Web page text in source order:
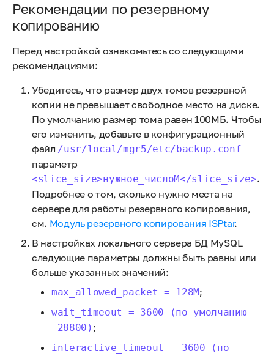
Рекомендации по резервному
копированию
Перед настройкой ознакомьтесь со следующими
рекомендациями:
Убедитесь, что размер двух томов резервной
копии не превышает свободное место на диске.
По умолчанию размер тома равен 100МБ. Чтобы
его изменить, добавьте в конфигурационный
файл /usr/local/mgr5/etc/backup.conf
параметр
<slice_size>нужное_числоM</slice_size>.
Подробнее о том, сколько нужно места на
сервере для работы резервного копирования,
см. Модуль резервного копирования ISPtar.
В настройках локального сервера БД MySQL
следующие параметры должны быть равны или
больше указанных значений:
max_allowed_packet = 128M;
wait_timeout = 3600 (по умолчанию
-28800) ;
interactive_timeout = 3600 (по